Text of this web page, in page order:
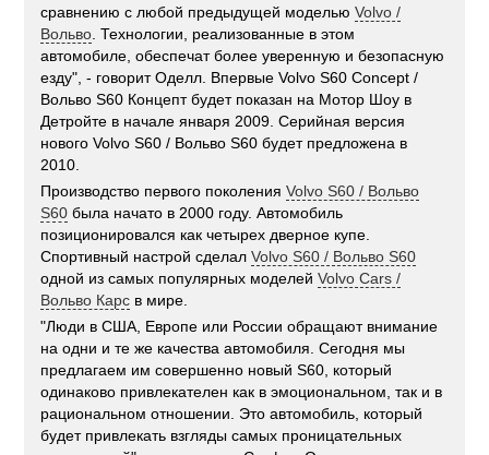
сравнению с любой предыдущей модельюVolvo /
Вольво . Технологии, реализованные в этом
автомобиле, обеспечат более уверенную и безопасную
езду", - говорит Оделл. Впервые Volvo S60 Concept /
Вольво S60 Концепт будет показан на Мотор Шоу в
Детройте в начале января 2009. Серийная версия
нового Volvo S60 / Вольво S60 будет предложена в
2010.
Производство первого поколенияVolvo S60 / Вольво
S60 была начато в 2000 году. Автомобиль
позиционировался как четырех дверное купе.
Спортивный настрой сделалVolvo S60 / Вольво S60
одной из самых популярных моделейVolvo Cars /
Вольво Карс в мире.
"Люди в США, Европе или России обращают внимание
на одни и те же качества автомобиля. Сегодня мы
предлагаем им совершенно новый S60, который
одинаково привлекателен как в эмоциональном, так и в
рациональном отношении. Это автомобиль, который
будет привлекать взгляды самых проницательных